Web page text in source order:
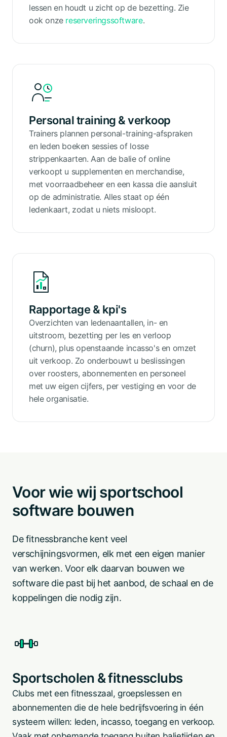
lessen en houdt u zicht op de bezetting. Zie
ook onze reserveringssoftware.
Personal training & verkoop
Trainers plannen personal-training-afspraken
en leden boeken sessies of losse
strippenkaarten. Aan de balie of online
verkoopt u supplementen en merchandise,
met voorraadbeheer en een kassa die aansluit
op de administratie. Alles staat op één
ledenkaart, zodat u niets misloopt.
Rapportage & kpi's
Overzichten van ledenaantallen, in- en
uitstroom, bezetting per les en verloop
(churn), plus openstaande incasso's en omzet
uit verkoop. Zo onderbouwt u beslissingen
over roosters, abonnementen en personeel
met uw eigen cijfers, per vestiging en voor de
hele organisatie.
Voor wie wij sportschool
software bouwen
De fitnessbranche kent veel
verschijningsvormen, elk met een eigen manier
van werken. Voor elk daarvan bouwen we
software die past bij het aanbod, de schaal en de
koppelingen die nodig zijn.
Sportscholen & fitnessclubs
Clubs met een fitnesszaal, groepslessen en
abonnementen die de hele bedrijfsvoering in één
systeem willen: leden, incasso, toegang en verkoop.